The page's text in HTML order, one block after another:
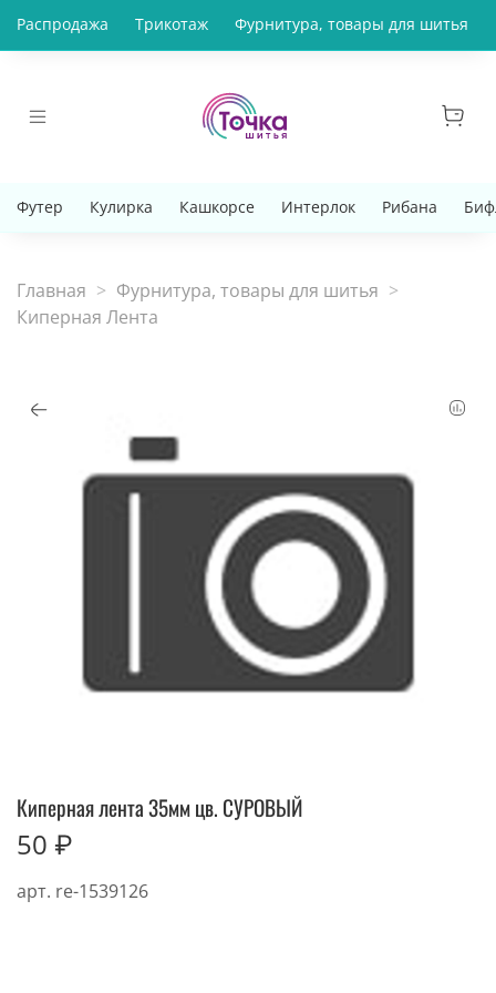
Распродажа Трикотаж Фурнитура, товары для шитья
Футер Кулирка Кашкорсе Интерлок Рибана
Главная
Фурнитура, товары для шитья
Киперная Лента
арт. re-1539126
Киперная лента 35мм цв. СУРОВЫЙ
50 ₽